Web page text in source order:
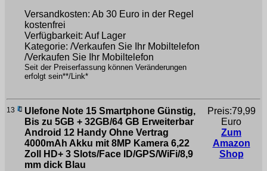
Versandkosten: Ab 30 Euro in der Regel
kostenfrei
Verfügbarkeit: Auf Lager
Kategorie: /Verkaufen Sie Ihr Mobiltelefon
/Verkaufen Sie Ihr Mobiltelefon
Seit der Preiserfassung können Veränderungen
erfolgt sein**/Link*
13
Ulefone Note 15 Smartphone Günstig,
Bis zu 5GB + 32GB/64 GB Erweiterbar
Android 12 Handy Ohne Vertrag
4000mAh Akku mit 8MP Kamera 6,22
Zoll HD+ 3 Slots/Face ID/GPS/WiFi/8,9
mm dick Blau
Preis:79,99
Euro
Zum
Amazon
Shop